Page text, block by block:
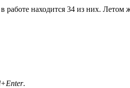
находится 34 из них.
.